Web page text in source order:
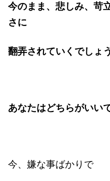
今のまま、悲しみ、苛
さに
翻弄されていくでしょう
あなたはどちらがいい
今、嫌な事ばかりで